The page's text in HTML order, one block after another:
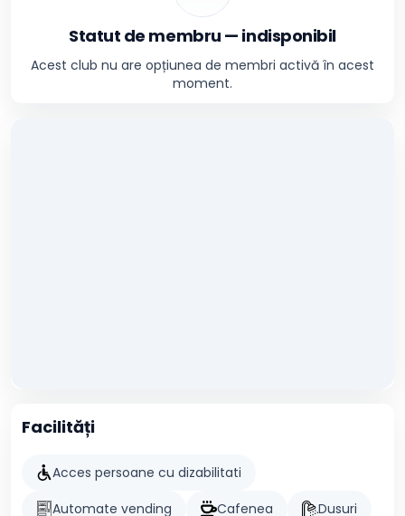
Statut de membru — indisponibil
Acest club nu are opțiunea de membri activă în acest
moment.
Facilități
Acces persoane cu dizabilitati
Automate vending
Cafenea
Dusuri